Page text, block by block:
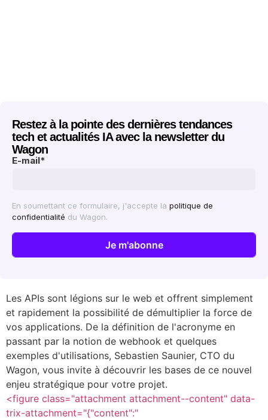
Restez à la pointe des dernières tendances
tech et actualités IA avec la newsletter du
Wagon
E-mail*
En soumettant ce formulaire, j'accepte la politique de
confidentialité du Wagon.
Les APIs sont légions sur le web et offrent simplement
et rapidement la possibilité de démultiplier la force de
vos applications. De la définition de l'acronyme en
passant par la notion de webhook et quelques
exemples d'utilisations, Sebastien Saunier, CTO du
Wagon, vous invite à découvrir les bases de ce nouvel
enjeu stratégique pour votre projet.
<figure class="attachment attachment--content" data-
trix-attachment="{"content":"